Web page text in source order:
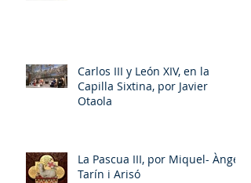
Carlos III y León XIV, en la
Capilla Sixtina, por Javier
Otaola
La Pascua III, por Miquel- Àngel
Tarín i Arisó